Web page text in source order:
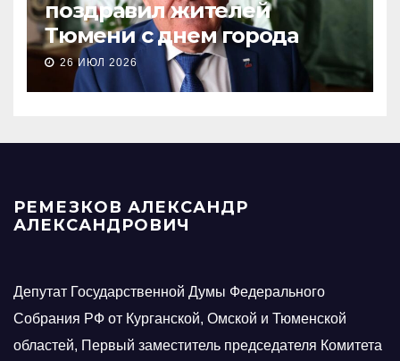
поздравил жителей
Тюмени с днем города
26 ИЮЛ 2026
РЕМЕЗКОВ АЛЕКСАНДР
АЛЕКСАНДРОВИЧ
Депутат Государственной Думы Федерального
Собрания РФ от Курганской, Омской и Тюменской
областей, Первый заместитель председателя Комитета